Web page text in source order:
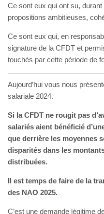
Ce sont eux qui ont su,
propositions ambitieuses,
Ce sont eux qui, en
signature de la CFDT et
touchés par cette période de
Aujourd’hui vous nous
salariale 2024.
Si la CFDT ne rougit pas
salariés aient bénéficié
que derrière les moyennes
disparités dans les
distribuées.
Il est temps de faire de la
des NAO 2025.
C’est une demande légitime